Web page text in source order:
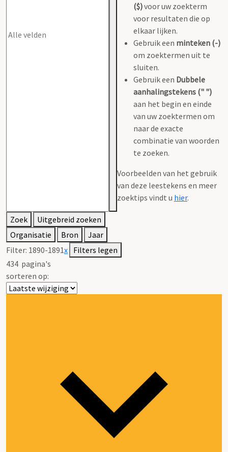
($)voor uw zoekterm
voor resultaten die op
elkaar lijken.
Gebruik een minteken (-)
om zoektermen uit te
sluiten.
Gebruik een Dubbele
aanhalingstekens (" ")
aan het begin en einde
van uw zoektermen om
naar de exacte
combinatie van woorden
te zoeken.
Voorbeelden van het gebruik
van deze leestekens en meer
zoektips vindt u hier.
Zoek
Uitgebreid zoeken
Organisatie
Bron
Jaar
Filter: 1890-1891x Filters legen
434 pagina's
sorteren op: